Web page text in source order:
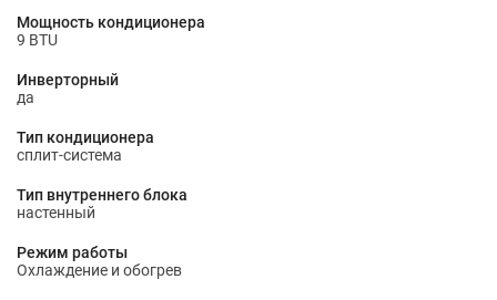
Мощность кондиционера
9 BTU
Инверторный
да
Тип кондиционера
сплит-система
Тип внутреннего блока
настенный
Режим работы
Охлаждение и обогрев